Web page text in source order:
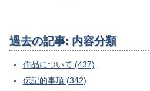
過去の記事: 内容分類
作品について (437)
伝記的事項 (342)